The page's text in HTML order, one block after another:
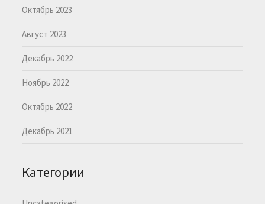
Октябрь 2023
Август 2023
Декабрь 2022
Ноябрь 2022
Октябрь 2022
Декабрь 2021
Категории